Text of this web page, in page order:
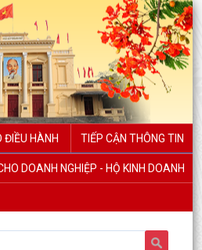
ĐIỀU HÀNH TIẾP CẬN THÔNG TIN
DOANH NGHIỆP - HỘ KINH DOANH